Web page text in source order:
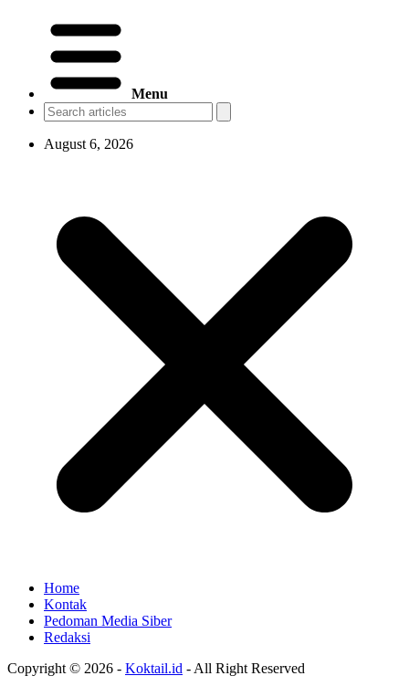
Menu
August 6, 2026
Home
Kontak
Pedoman Media Siber
Redaksi
Copyright © 2026 - Koktail.id - All Right Reserved